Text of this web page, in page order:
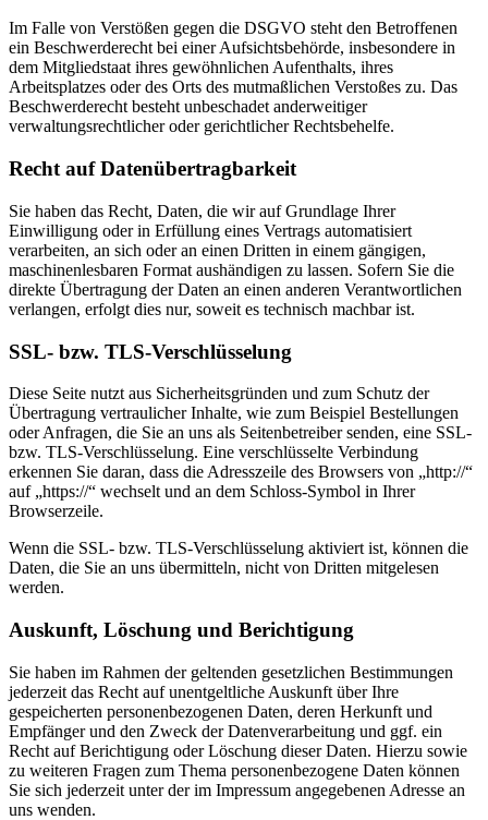
Im Falle von Verstößen gegen die DSGVO steht den Betroffenen
ein Beschwerderecht bei einer Aufsichtsbehörde, insbesondere in
dem Mitgliedstaat ihres gewöhnlichen Aufenthalts, ihres
Arbeitsplatzes oder des Orts des mutmaßlichen Verstoßes zu. Das
Beschwerderecht besteht unbeschadet anderweitiger
verwaltungsrechtlicher oder gerichtlicher Rechtsbehelfe.
Recht auf Datenübertragbarkeit
Sie haben das Recht, Daten, die wir auf Grundlage Ihrer
Einwilligung oder in Erfüllung eines Vertrags automatisiert
verarbeiten, an sich oder an einen Dritten in einem gängigen,
maschinenlesbaren Format aushändigen zu lassen. Sofern Sie die
direkte Übertragung der Daten an einen anderen Verantwortlichen
verlangen, erfolgt dies nur, soweit es technisch machbar ist.
SSL- bzw. TLS-Verschlüsselung
Diese Seite nutzt aus Sicherheitsgründen und zum Schutz der
Übertragung vertraulicher Inhalte, wie zum Beispiel Bestellungen
oder Anfragen, die Sie an uns als Seitenbetreiber senden, eine SSL-
bzw. TLS-Verschlüsselung. Eine verschlüsselte Verbindung
erkennen Sie daran, dass die Adresszeile des Browsers von „http://“
auf „https://“ wechselt und an dem Schloss-Symbol in Ihrer
Browserzeile.
Wenn die SSL- bzw. TLS-Verschlüsselung aktiviert ist, können die
Daten, die Sie an uns übermitteln, nicht von Dritten mitgelesen
werden.
Auskunft, Löschung und Berichtigung
Sie haben im Rahmen der geltenden gesetzlichen Bestimmungen
jederzeit das Recht auf unentgeltliche Auskunft über Ihre
gespeicherten personenbezogenen Daten, deren Herkunft und
Empfänger und den Zweck der Datenverarbeitung und ggf. ein
Recht auf Berichtigung oder Löschung dieser Daten. Hierzu sowie
zu weiteren Fragen zum Thema personenbezogene Daten können
Sie sich jederzeit unter der im Impressum angegebenen Adresse an
uns wenden.